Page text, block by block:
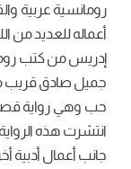
رومانسية عربية
أعماله للعديد من
إدريس من كتب
جميل صادق قريب
حب وهي رواية
انتشرت هذه
جانب أعمال